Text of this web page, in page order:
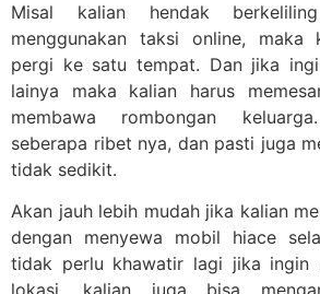
Misal kalian hendak
menggunakan taksi online, maka
pergi ke satu tempat. Dan jika
lainya maka kalian harus
membawa rombongan
seberapa ribet nya, dan pasti juga
tidak sedikit.
Akan jauh lebih mudah jika kalian
dengan menyewa mobil hiace
tidak perlu khawatir lagi jika ingin